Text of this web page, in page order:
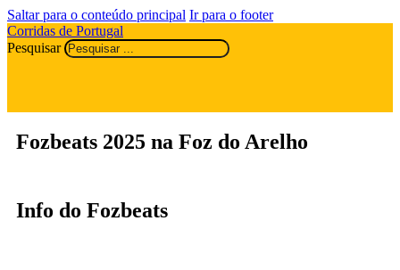
Saltar para o conteúdo principal Ir para o footer
Corridas de Portugal
Pesquisar
Fozbeats 2025 na Foz do Arelho
Info do Fozbeats